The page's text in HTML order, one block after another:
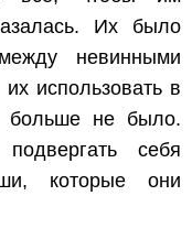
Их было
невинными
использовать в
больше не было.
себя
которые они